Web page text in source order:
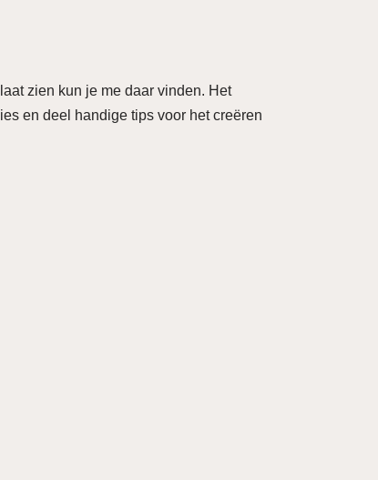
zien kun je me daar vinden. Het
en deel handige tips voor het creëren